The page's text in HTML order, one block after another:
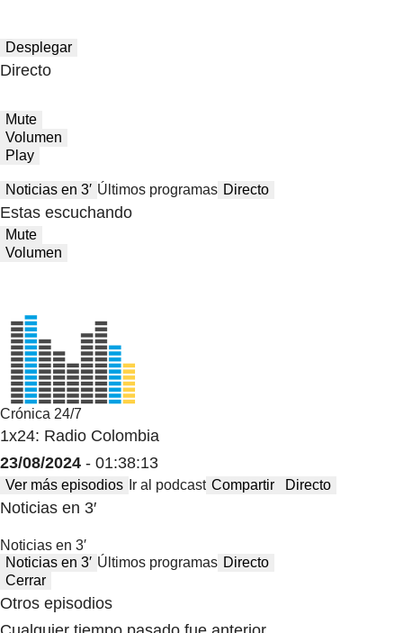
Desplegar
Directo
Mute
Volumen
Play
Noticias en 3′ Últimos programas Directo
Estas escuchando
Mute
Volumen
Crónica 24/7
1x24: Radio Colombia
23/08/2024 - 01:38:13
Ver más episodios Ir al podcast Compartir Directo
Noticias en 3′
Noticias en 3′
Noticias en 3′ Últimos programas Directo
Cerrar
Otros episodios